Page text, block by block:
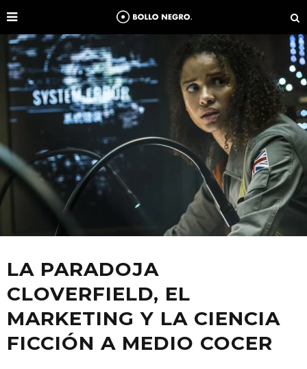
LA PARADOJA
CLOVERFIELD, EL
MARKETING Y LA CIENCIA
FICCIÓN A MEDIO COCER